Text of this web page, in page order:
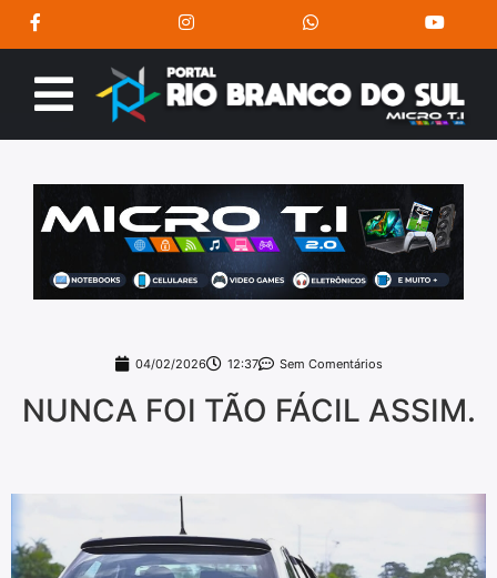
04/02/2026 12:37 Sem Comentários
NUNCA FOI TÃO FÁCIL ASSIM.